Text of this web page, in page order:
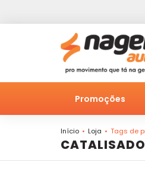
Promoções
Início Loja Tags de